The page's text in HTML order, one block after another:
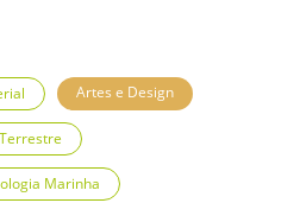
Artes e Design
Marinha